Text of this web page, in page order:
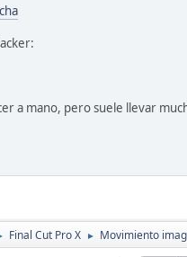
a mano, pero suele llevar
Final Cut Pro X ► Movimiento